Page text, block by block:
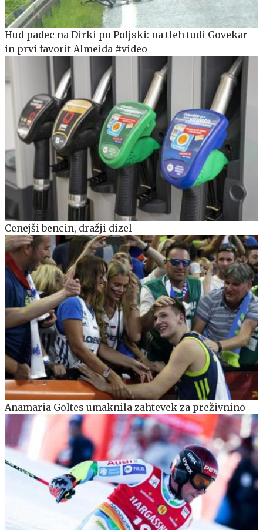
Hud padec na Dirki po Poljski: na tleh tudi Govekar
in prvi favorit Almeida #video
Cenejši bencin, dražji dizel
Anamaria Goltes umaknila zahtevek za preživnino